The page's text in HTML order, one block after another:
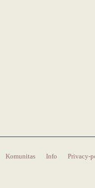
Komunitas Info Privacy-